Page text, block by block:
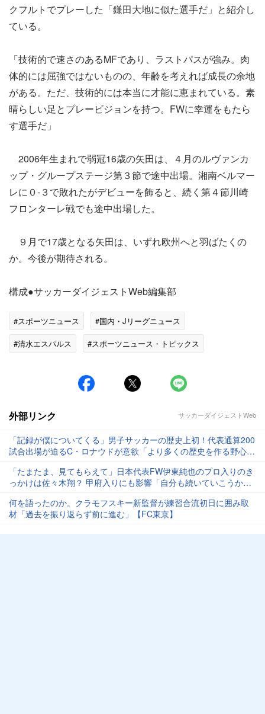
クフルトでプレーした「鎌田大地に似た選手だ」と紹介し
ている。
「技術的で速さのあるMFであり、ラストパスが強み。肉
体的には屈強ではないものの、年齢を考えれば成長の余地
がある。ただ、技術的には本当に才能に恵まれている。素
晴らしい足とプレービジョンを持つ。FWに幸運をもたら
す選手だ」
2006年生まれで弱冠16歳の矢田は、４月のルヴァンカ
ップ・グループステージ第３節で途中出場。湘南ベルマー
レに０-３で敗れたがデビューを飾ると、続く第４節川崎
フロンターレ戦でも途中出場した。
９月で17歳となる矢田は、いずれ欧州へと羽ばたくの
か。今後が期待される。
構成●サッカーダイジェストWeb編集部
#スポーツニュース
#国内・Jリーグニュース
#清水エスパルス
#スポーツニュース・トピックス
外部リンク サッカーダイジェストWeb
「記録が僕についてくる」男子サッカーの歴史上初！代表通算200
試合出場が迫るC・ロナウドが意欲「より多くの歴史を作る野心が
「たまたま、見てもらえて」日本代表FW伊東純也のプロ入りのき
っかけは佐々木翔？ 甲府入りにも影響「自分も続いていこうかな
何を語ったのか。クラモフスキー新監督が練習合流初日に囲み取
材「過去を振り返らず前に進む」【FC東京】